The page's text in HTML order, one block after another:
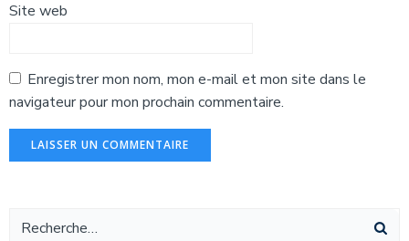
Site web
Enregistrer mon nom, mon e-mail et mon site dans le
navigateur pour mon prochain commentaire.